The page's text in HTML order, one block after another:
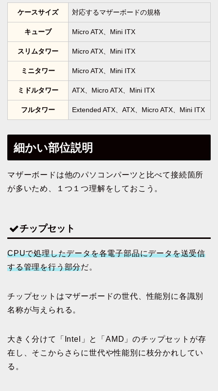
ケースサイズ 対応するマザーボードの規格
キューブ Micro ATX、Mini ITX
スリムタワー Micro ATX、Mini ITX
ミニタワー Micro ATX、Mini ITX
ミドルタワー ATX、Micro ATX、Mini ITX
フルタワー Extended ATX、ATX、Micro ATX、Mini ITX
細かい部位説明
マザーボードは他のパソコンパーツと比べて接続箇所
が多いため、１つ１つ理解をしておこう。
チップセット
CPUで処理したデータを各電子部品にデータを送受信
する管理を行う部分だ。
チップセットはマザーボードの世代、性能別に各識別
名称が与えられる。
大きく分けて「Intel」と「AMD」のチップセットが存
在し、そこからさらに世代や性能別に枝分かれしてい
る。